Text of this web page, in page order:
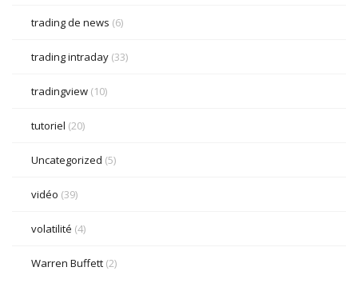
trading de news (6)
trading intraday (33)
tradingview (10)
tutoriel (20)
Uncategorized (5)
vidéo (39)
volatilité (4)
Warren Buffett (2)